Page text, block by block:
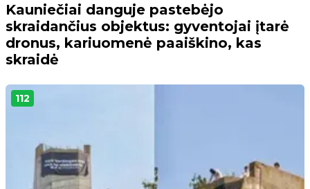
Kauniečiai danguje pastebėjo
skraidančius objektus: gyventojai įtarė
dronus, kariuomenė paaiškino, kas
skraidė
112